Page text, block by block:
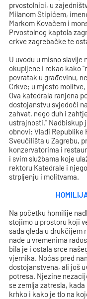
prvostolnici, u
Milanom Stipićem,
Markom Kovačem i
Prvostolnog kaptola
crkve zagrebačke te
U uvodu u misno slavlje
okupljene i rekao kako
povratak u građevinu,
Crkve; u mjesto
Ova katedrala ranjena
dostojanstvu svjedoči
zahvat, nego duh i
ustrajnosti." Nadbiskup
obnovi: Vladi
Sveučilišta u Zagrebu,
konzervatorima i
i svim službama koje
rektoru Katedrale i
strpljenju i molitvama.
Na početku homilije
stojimo u prostoru koji
sada gleda u drukčijem
nade u vremenima
bila je i ostala srce
vjernika. Noćas pred
dostojanstvena, ali još
potresa. Njezine
se zemlja zatresla,
krhko i kako je tlo na